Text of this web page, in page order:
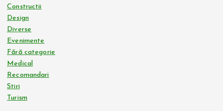
Constructii
Design
Diverse
Evenimente
Fără categorie
Medical
Recomandari
Stiri
Turism